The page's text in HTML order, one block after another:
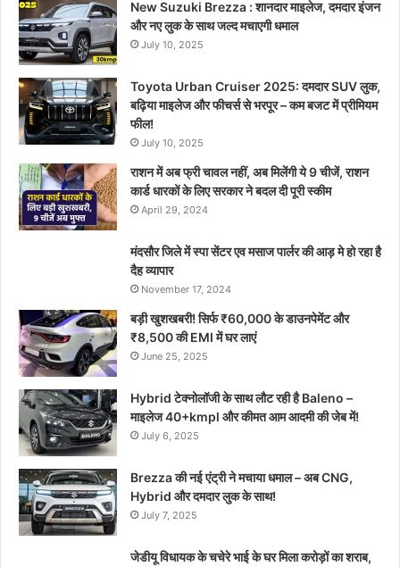
New Suzuki Brezza : शानदार माइलेज, दमदार इंजन
और नए लुक के साथ जल्द मचाएगी धमाल
July 10, 2025
Toyota Urban Cruiser 2025: दमदार SUV लुक,
बढ़िया माइलेज और फीचर्स से भरपूर – कम बजट में प्रीमियम
फील!
July 10, 2025
राशन में अब फ्री चावल नहीं, अब मिलेंगी ये 9 चीजें, राशन
कार्ड धारकों के लिए सरकार ने बदल दी पूरी स्कीम
April 29, 2024
मंदसौर जिले में स्पा सेंटर एव मसाज पार्लर की आड़ मे हो रहा है
दैह व्यापार
November 17, 2024
बड़ी खुशखबरी! सिर्फ ₹60,000 के डाउनपेमेंट और
₹8,500 की EMI में घर लाएं
June 25, 2025
Hybrid टेक्नोलॉजी के साथ लौट रही है Baleno –
माइलेज 40+kmpl और कीमत आम आदमी की जेब में!
July 6, 2025
Brezza की नई एंट्री ने मचाया धमाल – अब CNG,
Hybrid और दमदार लुक के साथ!
July 7, 2025
जेडीयू विधायक के चचेरे भाई के घर मिला करोड़ों का शराब,